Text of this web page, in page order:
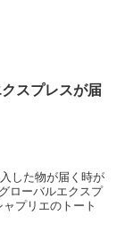
スプレスが届
した物が届く時が
ローバルエクスプ
プリエのトート